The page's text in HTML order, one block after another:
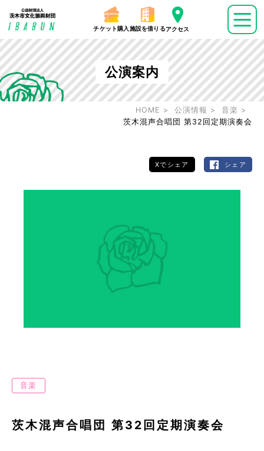
チケット購入 施設を借りるアクセス
公演案内
HOME 公演情報
音楽
茨木混声合唱団 第32回定期演奏会
Xでシェア シェア
音楽
茨木混声合唱団 第32回定期演奏会